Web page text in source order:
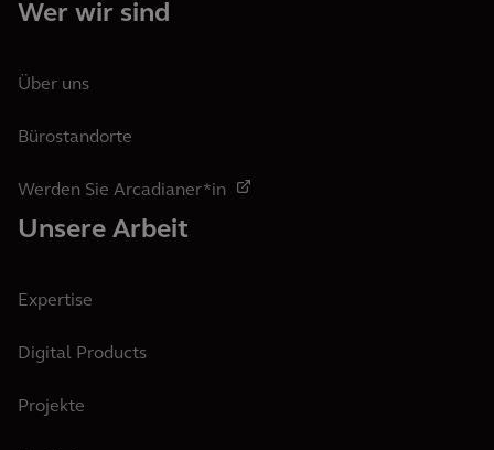
Wer wir sind
Über uns
Bürostandorte
Werden Sie Arcadianer*in
Unsere Arbeit
Expertise
Digital Products
Projekte